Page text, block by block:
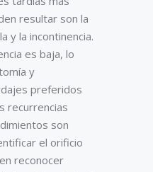
resultar son la
y la incontinencia.
es baja, lo
y
preferidos
recurrencias
son
el orificio
reconocer